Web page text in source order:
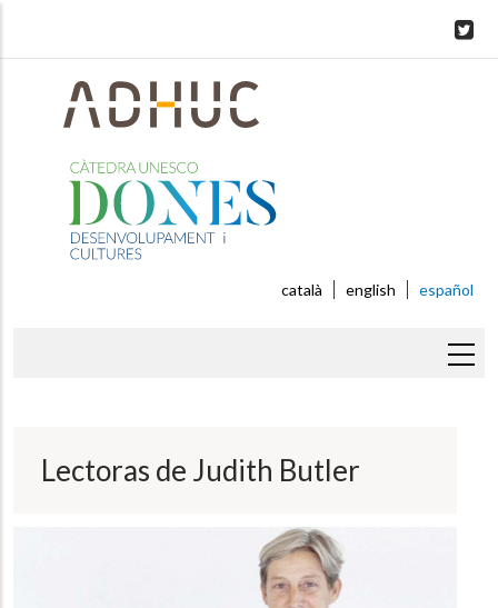
català english español
ayudaLectoras de Judith Butler